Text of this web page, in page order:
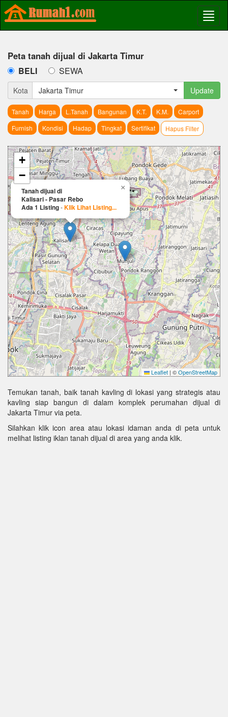
Peta tanah dijual di Jakarta Timur
BELI SEWA
Kota Jakarta Timur Update
Tanah Harga L.Tanah Bangunan K.T. K.M.
Carport
Furnish
Kondisi Hadap Tingkat Sertifikat Hapus Filter
Tanah dijual di
Kalisari - Pasar Rebo
Ada 1 Listing-Klik Lihat Listing...
×
+
−
Leaflet | ©OpenStreetMap
Temukan tanah, baik tanah kavling di lokasi yang strategis atau
kavling siap bangun di dalam komplek perumahan dijual di
Jakarta Timur via peta.
Silahkan klik icon area atau lokasi idaman anda di peta untuk
melihat listing iklan tanah dijual di area yang anda klik.